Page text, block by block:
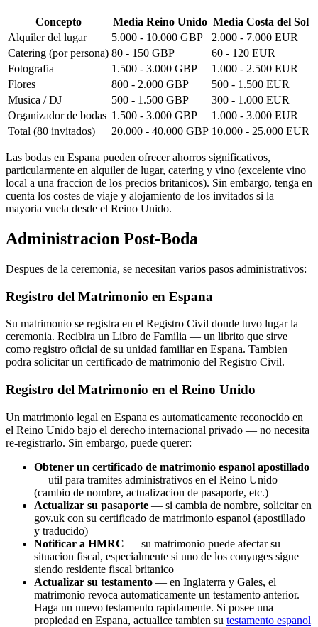
Concepto Media Reino Unido Media Costa del Sol
Alquiler del lugar
5.000 - 10.000 GBP
2.000 - 7.000 EUR
Catering (por persona) 80 - 150 GBP
60 - 120 EUR
Fotografia
1.500 - 3.000 GBP
1.000 - 2.500 EUR
Flores
800 - 2.000 GBP
500 - 1.500 EUR
Musica / DJ
500 - 1.500 GBP
300 - 1.000 EUR
Organizador de bodas 1.500 - 3.000 GBP
1.000 - 3.000 EUR
Total (80 invitados)
20.000 - 40.000 GBP 10.000 - 25.000 EUR
Las bodas en Espana pueden ofrecer ahorros significativos,
particularmente en alquiler de lugar, catering y vino (excelente vino
local a una fraccion de los precios britanicos). Sin embargo, tenga en
cuenta los costes de viaje y alojamiento de los invitados si la
mayoria vuela desde el Reino Unido.
Administracion Post-Boda
Despues de la ceremonia, se necesitan varios pasos administrativos:
Registro del Matrimonio en Espana
Su matrimonio se registra en el Registro Civil donde tuvo lugar la
ceremonia. Recibira un Libro de Familia — un librito que sirve
como registro oficial de su unidad familiar en Espana. Tambien
podra solicitar un certificado de matrimonio del Registro Civil.
Registro del Matrimonio en el Reino Unido
Un matrimonio legal en Espana es automaticamente reconocido en
el Reino Unido bajo el derecho internacional privado — no necesita
re-registrarlo. Sin embargo, puede querer:
Obtener un certificado de matrimonio espanol apostillado
— util para tramites administrativos en el Reino Unido
(cambio de nombre, actualizacion de pasaporte, etc.)
Actualizar su pasaporte — si cambia de nombre, solicitar en
gov.uk con su certificado de matrimonio espanol (apostillado
y traducido)
Notificar a HMRC — su matrimonio puede afectar su
situacion fiscal, especialmente si uno de los conyuges sigue
siendo residente fiscal britanico
Actualizar su testamento — en Inglaterra y Gales, el
matrimonio revoca automaticamente un testamento anterior.
Haga un nuevo testamento rapidamente. Si posee una
propiedad en Espana, actualice tambien su testamento espanol